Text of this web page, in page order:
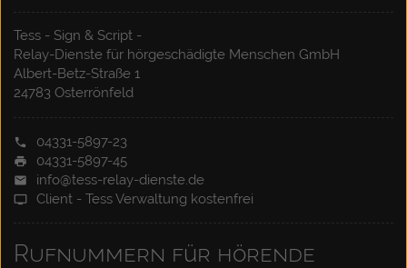
Tess - Sign & Script -
Relay-Dienste für hörgeschädigte Menschen GmbH
Albert-Betz-Straße 1
24783 Osterrönfeld
04331-5897-23
04331-5897-45
info@tess-relay-dienste.de
Client - Tess Verwaltung kostenfrei
Rufnummern für hörende